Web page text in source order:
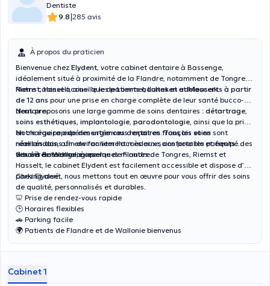
Dentiste
9.8|285 avis
À propos du praticien
Bienvenue chez Elydent, votre cabinet dentaire à Bassenge,
idéalement situé à proximité de la Flandre, notamment de Tongres,
Riemst, Hasselt, ainsi que de Lommel, Lanaken et Maaseik.
Notre cabinet accueille lespatients adultes et adolescents à partir
de 12 ans pour une prise en charge complète de leur santé bucco-
dentaire.
Nous proposons une large gamme de soins dentaires : détartrage,
soins esthétiques, implantologie, parodontologie, ainsi que la prise
en charge rapide desurgences dentaires. Tous les soins sont
réalisés dans un environnement moderne, confortable et équipé des
dernières technologies.
Notre équipe expérimentée vous reçoit enfrançais et en
néerlandais, afin de faciliter l’accès aux soins pour les patients
venant de Wallonie comme de Flandre.
Situé à Bassenge, à quelques minutes de Tongres, Riemst et
Hasselt, le cabinet Elydent est facilement accessible et dispose d’un
parking aisé.
Chez Elydent, nous mettons tout en œuvre pour vous offrir des soins
de qualité, personnalisés et durables.
🦷 Prise de rendez-vous rapide
🕒 Horaires flexibles
🚗 Parking facile
🌍 Patients de Flandre et de Wallonie bienvenus
Cabinet 1